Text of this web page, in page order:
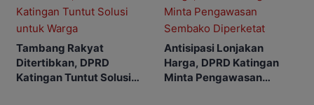
Tambang Rakyat
Ditertibkan, DPRD
Katingan Tuntut Solusi
Antisipasi Lonjakan
Harga, DPRD Katingan
Minta Pengawasan